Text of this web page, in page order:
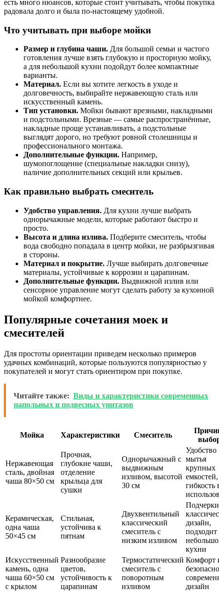
есть много нюансов, которые стоит учитывать, чтобы покупка
радовала долго и была по-настоящему удобной.
Что учитывать при выборе мойки
Размер и глубина чаши. Для большой семьи и частого
готовления лучше взять глубокую и просторную мойку,
а для небольшой кухни подойдут более компактные
варианты.
Материал. Если вы хотите легкость в уходе и
долговечность, выбирайте нержавеющую сталь или
искусственный камень.
Тип установки. Мойки бывают врезными, накладными
и подстольными. Врезные — самые распространённые,
накладные проще устанавливать, а подстольные
выглядят дорого, но требуют ровной столешницы и
профессионального монтажа.
Дополнительные функции. Например,
шумопоглощение (специальные накладки снизу),
наличие дополнительных секций или крыльев.
Как правильно выбрать смеситель
Удобство управления. Для кухни лучше выбрать
однорычажные модели, которые работают быстро и
просто.
Высота и длина излива. Подберите смеситель, чтобы
вода свободно попадала в центр мойки, не разбрызгивая
в стороны.
Материал и покрытие. Лучше выбирать долговечные
материалы, устойчивые к коррозии и царапинам.
Дополнительные функции. Выдвижной излив или
сенсорное управление могут сделать работу за кухонной
мойкой комфортнее.
Популярные сочетания моек и
смесителей
Для простоты ориентации приведем несколько примеров
удачных комбинаций, которые пользуются популярностью у
покупателей и могут стать ориентиром при покупке.
Читайте также: Виды и характеристики современных
напольных и подвесных унитазов
Мойка Характеристики Смеситель
Нержавеющая
сталь, двойная
чаша 80×50 см
Прочная,
глубокие чаши,
отделение
крыльца для
сушки
Однорычажный с
выдвижным
изливом, высотой
30 см
Удобство
мытья
крупных
емкостей,
гибкость
Керамическая,
одна чаша
50×45 см
Стильная,
устойчива к
пятнам
Двухвентильный
классический
смеситель с
низким изливом
дизайн,
подходит
кухни
Искусственный
камень, одна
чаша 60×50 см
с крылом
Разнообразие
цветов,
устойчивость к
царапинам
Термостатический
смеситель с
поворотным
изливом
Комфорт
дизайн